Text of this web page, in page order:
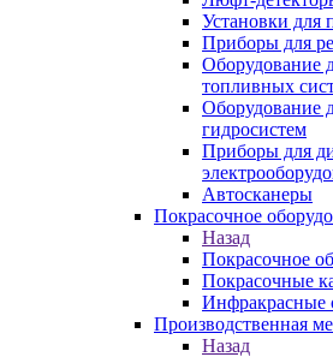
Установки для
Приборы для
Оборудование
топливных
гидросистем
Приборы для
Автосканеры
Покрасочное
Назад
Покрасочное
Покрасочные
Инфракрасные
Производственная
Назад